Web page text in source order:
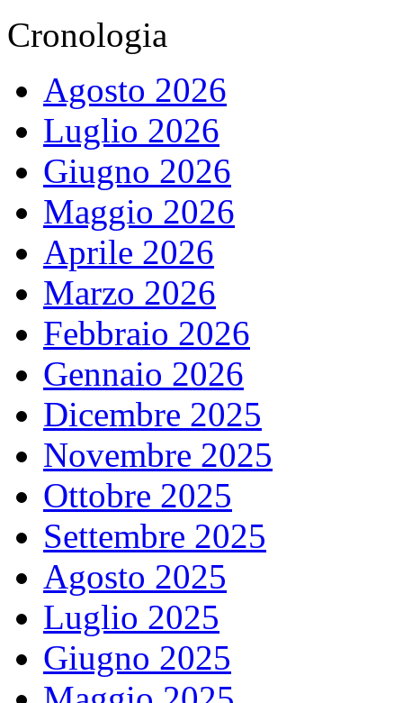
Cronologia
Agosto 2026
Luglio 2026
Giugno 2026
Maggio 2026
Aprile 2026
Marzo 2026
Febbraio 2026
Gennaio 2026
Dicembre 2025
Novembre 2025
Ottobre 2025
Settembre 2025
Agosto 2025
Luglio 2025
Giugno 2025